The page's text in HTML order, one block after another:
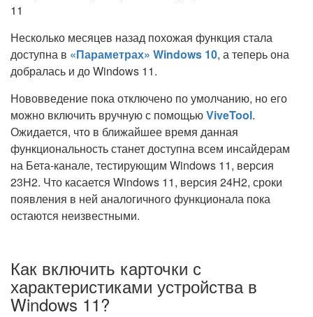
Несколько месяцев назад похожая функция стала
доступна в «Параметрах» Windows 10, а теперь она
добралась и до Windows 11.
Нововведение пока отключено по умолчанию, но его
можно включить вручную с помощьюViveTool.
Ожидается, что в ближайшее время данная
функциональность станет доступна всем инсайдерам
на Бета-канале, тестирующим Windows 11, версия
23H2. Что касается Windows 11, версия 24H2, сроки
появления в ней аналогичного функционала пока
остаются неизвестными.
Как включить карточки с
характеристиками устройства в
Windows 11?